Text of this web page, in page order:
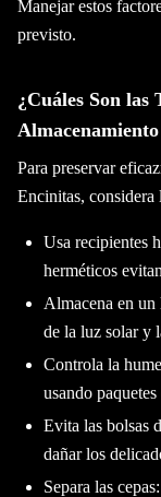
Manejar estos
previsto.
¿Cuáles Son las
Para preservar
Encinitas, considera
Usa recipientes
herméticos
Almacena en un
de la luz solar y
Controla la
usando
Evita las bolsas
dañar los
Separa las